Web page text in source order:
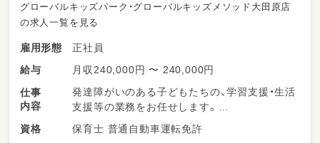
グローバルキッズパーク・グローバルキッズメソッド大田原店
の求人一覧を見る
雇用形態
正社員
給与
月収240,000円 〜 240,000円
仕事
内容
発達障がいのある子どもたちの、学習支援・生活
支援等の業務をお任せします。
・少人数保育で１名につき２～３名対応
資格 保育士 普通自動車運転免許